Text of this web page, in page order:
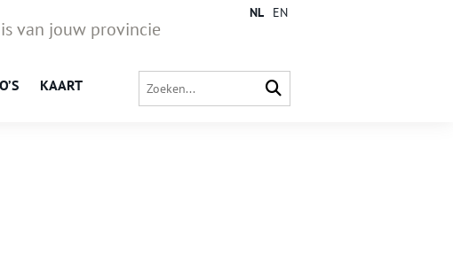
van jouw provincie
KAART
NL EN